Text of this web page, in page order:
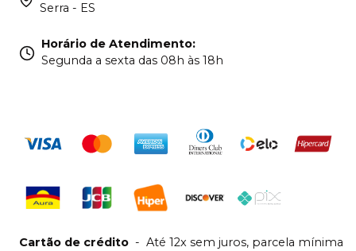
Serra - ES
Horário de Atendimento:
Segunda a sexta das 08h às 18h
Cartão de crédito - Até 12x sem juros, parcela mínima